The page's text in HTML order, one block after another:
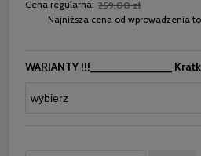
Cena regularna: 259,00 zł
Najniższa cena od wprowadzenia
WARIANTY !!!_____________